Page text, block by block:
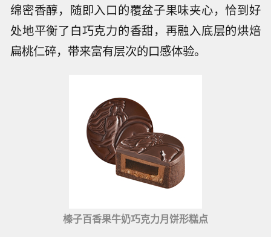
绵密香醇，随即入口的覆盆子果味夹心，恰到好
处地平衡了白巧克力的香甜，再融入底层的烘焙
扁桃仁碎，带来富有层次的口感体验。
榛子百香果牛奶巧克力月饼形糕点